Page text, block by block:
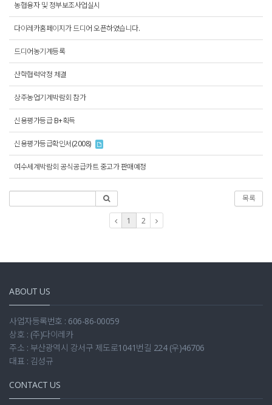
농협융자 및 정부보조사업실시
다이레카홈페이지가 드디어 오픈하였습니다.
드디어농기계등록
산학협력약정 체결
상주농업기계박람회 참가
신용평가등급 B+획득
신용평가등급확인서(2008)
여수세계박람회 공식공급카트 중고가 판매예정
목록
1 2
ABOUT US
사업자등록번호 : 606-86-00059
상호 : (주)다이레카
주소 : 부산광역시 강서구 제도로1041번길 224 (우)46706
대표 : 김성규
CONTACT US